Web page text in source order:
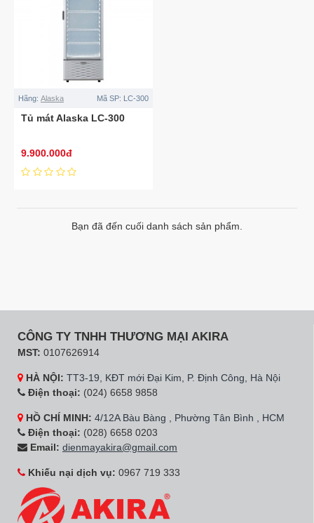
Hãng: Alaska Mã SP: LC-300
Tủ mát Alaska LC-300
9.900.000đ
Bạn đã đến cuối danh sách sản phẩm.
CÔNG TY TNHH THƯƠNG MẠI AKIRA
MST: 0107626914
HÀ NỘI: TT3-19, KĐT mới Đại Kim, P. Định Công, Hà Nội
Điện thoại: (024) 6658 9858
HỒ CHÍ MINH: 4/12A Bàu Bàng , Phường Tân Bình , HCM
Điện thoại: (028) 6658 0203
Email: dienmayakira@gmail.com
Khiếu nại dịch vụ: 0967 719 333